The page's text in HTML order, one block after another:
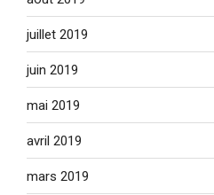
juillet 2019
juin 2019
mai 2019
avril 2019
mars 2019